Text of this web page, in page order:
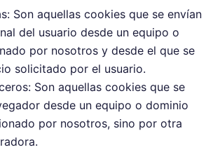
Son aquellas cookies que se envían
del usuario desde un equipo o
por nosotros y desde el que se
solicitado por el usuario.
Son aquellas cookies que se
desde un equipo o dominio
por nosotros, sino por otra